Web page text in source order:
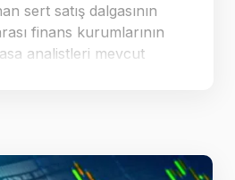
sert satış dalgasının
finans kurumlarının
analistleri mevcut